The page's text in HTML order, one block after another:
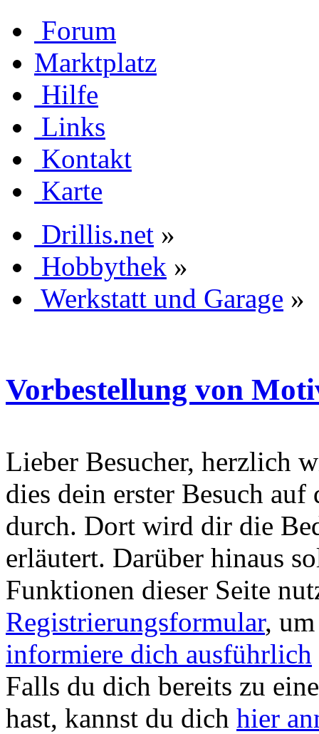
Forum
Marktplatz
Hilfe
Links
Kontakt
Karte
Drillis.net »
Hobbythek »
Werkstatt und Garage »
Vorbestellung von
Lieber Besucher, herzlich
dies dein erster Besuch
durch. Dort wird dir die
erläutert. Darüber hinaus
Funktionen dieser Seite
Registrierungsformular,
informiere dich ausführlich
Falls du dich bereits zu
hast, kannst du dich hier